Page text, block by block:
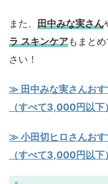
また、 田中みな実さん
ラ スキンケアもまと
さい！
≫ 田中みな実さんおす
（すべて3,000円以下）
≫ 小田切ヒロさんおす
（すべて3,000円以下）